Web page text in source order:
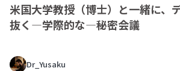
米国大学教授（博士）と一緒に、
抜く—学際的な—秘密会議
Dr_Yusaku